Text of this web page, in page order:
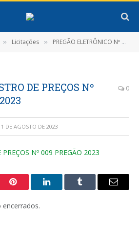
» Licitações » PREGÃO ELETRÔNICO Nº 002/2023 (Registro de preços que objetiva a Futura e Eventual Contratação de Pessoa Jurídica para a aquisição de Materiais de Higiene, Limpeza, Copa e Cozinha e Descartáveis)
DE PREÇOS Nº
0
DE AGOSTO DE 2023
Nº 009 PREGÃO 2023
Pinterest LinkedInTumblr
E-